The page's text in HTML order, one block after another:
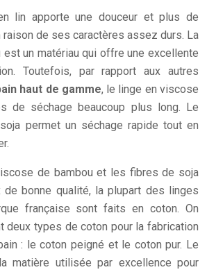
lin apporte une douceur et plus de
raison de ses caractères assez durs. La
un matériau qui offre une excellente
Toutefois, par rapport aux autres
haut de gamme, le linge en viscose
de séchage beaucoup plus long. Le
permet un séchage rapide tout en
de bambou et les fibres de soja
de bonne qualité, la plupart des linges
française sont faits en coton. On
deux types de coton pour la fabrication
: le coton peigné et le coton pur. Le
matière utilisée par excellence pour